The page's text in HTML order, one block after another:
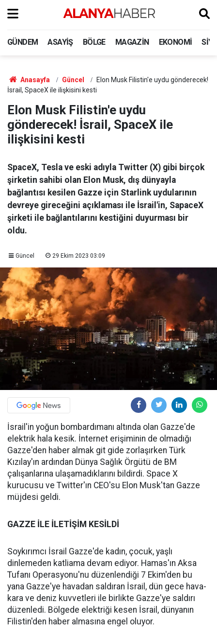
GÜNDEM ASAYIŞ BÖLGE MAGAZIN EKONOMI
Anasayfa Güncel
Elon Musk Filistin'e uydu gönderecek!
İsrail, SpaceX ile ilişkisini kesti
Elon Musk Filistin'e uydu
gönderecek! İsrail, SpaceX ile
ilişkisini kesti
SpaceX, Tesla ve eski adıyla Twitter (X) gibi birçok
şirketin sahibi olan Elon Musk, dış dünyayla
bağlantısı kesilen Gazze için Starlink uydularının
devreye gireceğini açıklaması ile İsrail'in, SapaceX
şirketi ile bağlantılarını kestiğini duyurması bir
oldu.
Güncel 29 Ekim 2023 03:09
İsrail'in yoğun bombardımanı altında olan Gazze'de
elektrik hala kesik. İnternet erişiminin de olmadığı
Gazze'den haber almak git gide zorlaşırken Türk
Kızılay'ın ardından Dünya Sağlık Örgütü de BM
çalışanlarına ulaşamadıklarını bildirdi. Space X
kurucusu ve Twitter'ın CEO'su Elon Musk'tan Gazze
müjdesi geldi.
GAZZE İLE İLETİŞİM KESİLDİ
Soykırımcı İsrail Gazze'de kadın, çocuk, yaşlı
dinlemeden katliama devam ediyor. Hamas'ın Aksa
Tufanı Operasyonu'nu düzenlendiği 7 Ekim'den bu
yana Gazze'ye havadan saldıran İsrail, dün gece hava-
kara ve deniz kuvvetleri ile birlikte Gazze'ye saldırı
düzenledi. Bölgede elektriği kesen İsrail, dünyanın
Filistin'den haber almasına engel oluyor.